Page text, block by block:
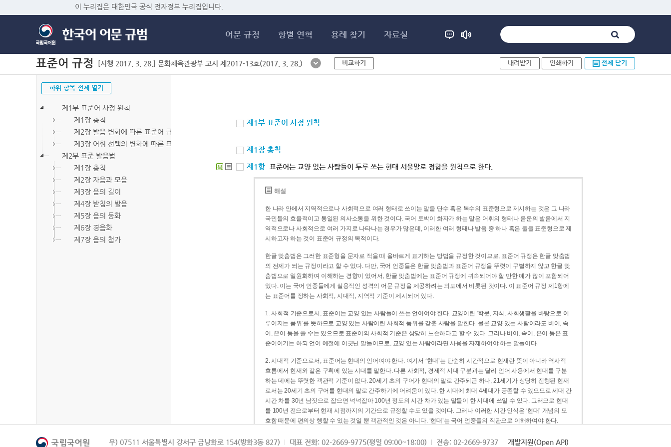
이 누리집은 대한민국 공식 전자정부 누리집입니다.
어문 규정 항별 연혁 용례 찾기 자료실
표준어 규정 [시행 2017. 3. 28.] 문화체육관광부 고시 제2017-13호(2017. 3. 28.) 비교하기 내려받기 인쇄하기 전체 닫기
하위 항목 전체 열기
제1부 표준어 사정 원칙
제1장 총칙
제2장 발음 변화에 따른 표준어 규정
제3장 어휘 선택의 변화에 따른 표준어 규정
제2부 표준 발음법
제1장 총칙
제2장 자음과 모음
제3장 음의 길이
제4장 받침의 발음
제5장 음의 동화
제6장 경음화
제7장 음의 첨가
제1부 표준어 사정 원칙
제1장 총칙
북 제1항 표준어는 교양 있는 사람들이 두루 쓰는 현대 서울말로 정함을 원칙으로 한다.
해설
한 나라 안에서 지역적으로나 사회적으로 여러 형태로 쓰이는 말을 단수 혹은 복수의 표준형으로 제시하는 것은 그 나라
국민들의 효율적이고 통일된 의사소통을 위한 것이다. 국어 토박이 화자가 하는 말은 어휘의 형태나 음운의 발음에서 지
역적으로나 사회적으로 여러 가지로 나타나는 경우가 많은데, 이러한 여러 형태나 발음 중 하나 혹은 둘을 표준형으로 제
시하고자 하는 것이 표준어 규정의 목적이다.
한글 맞춤법은 그러한 표준형을 문자로 적을 때 올바르게 표기하는 방법을 규정한 것이므로, 표준어 규정은 한글 맞춤법
의 전제가 되는 규정이라고 할 수 있다. 다만, 국어 언중들은 한글 맞춤법과 표준어 규정을 뚜렷이 구별하지 않고 한글 맞
춤법으로 일원화하여 이해하는 경향이 있어서, 한글 맞춤법에는 표준어 규정에 귀속되어야 할 만한 예가 많이 포함되어
있다. 이는 국어 언중들에게 실용적인 성격의 어문 규정을 제공하려는 의도에서 비롯된 것이다. 이 표준어 규정 제1항에
는 표준어를 정하는 사회적, 시대적, 지역적 기준이 제시되어 있다.
1. 사회적 기준으로서, 표준어는 교양 있는 사람들이 쓰는 언어여야 한다. 교양이란 ‘학문, 지식, 사회생활을 바탕으로 이
루어지는 품위’를 뜻하므로 교양 있는 사람이란 사회적 품위를 갖춘 사람을 말한다. 물론 교양 있는 사람이라도 비어, 속
어, 은어 등을 쓸 수는 있으므로 표준어의 사회적 기준은 상당히 느슨하다고 할 수 있다. 그러나 비어, 속어, 은어 등은 표
준어이기는 하되 언어 예절에 어긋난 말들이므로, 교양 있는 사람이라면 사용을 자제하여야 하는 말들이다.
2. 시대적 기준으로서, 표준어는 현대의 언어여야 한다. 여기서 ‘현대’는 단순히 시간적으로 현재란 뜻이 아니라 역사적
흐름에서 현재와 같은 구획에 있는 시대를 말한다. 다른 사회적, 경제적 시대 구분과는 달리 언어 사용에서 현대를 구분
하는 데에는 뚜렷한 객관적 기준이 없다. 20세기 초의 구어가 현대의 말로 간주되곤 하나, 21세기가 상당히 진행된 현재
로서는 20세기 초의 구어를 현대의 말로 간주하기에 어려움이 있다. 한 시대에 최대 4세대가 공존할 수 있으므로 세대 간
시간 차를 30년 남짓으로 잡으면 넉넉잡아 100년 정도의 시간 차가 있는 말들이 한 시대에 쓰일 수 있다. 그러므로 현대
를 100년 전으로부터 현재 시점까지의 기간으로 규정할 수도 있을 것이다. 그러나 이러한 시간 인식은 ‘현대’ 개념의 모
호함 때문에 편의상 행할 수 있는 것일 뿐 객관적인 것은 아니다. ‘현대’는 국어 언중들의 직관으로 이해하여야 한다.
3. 지역적 기준으로서, 표준어는 서울말이어야 한다. 이는 표준어의 공용어적 성격을 가장 크게 드러내 주는 기준이다.
우) 07511 서울특별시 강서구 금낭화로 154(방화3동 827) 대표 전화: 02-2669-9775(평일 09:00~18:00) 전송: 02-2669-9737 개발지원(Open API)